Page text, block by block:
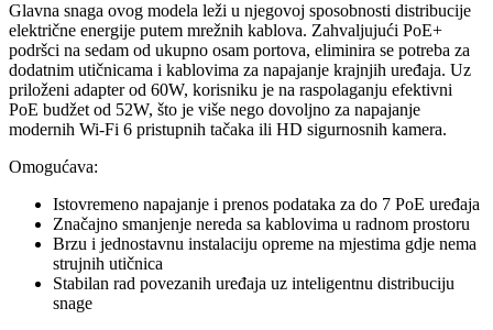
Glavna snaga ovog modela leži u njegovoj sposobnosti distribucije
električne energije putem mrežnih kablova. Zahvaljujući PoE+
podršci na sedam od ukupno osam portova, eliminira se potreba za
dodatnim utičnicama i kablovima za napajanje krajnjih uređaja. Uz
priloženi adapter od 60W, korisniku je na raspolaganju efektivni
PoE budžet od 52W, što je više nego dovoljno za napajanje
modernih Wi-Fi 6 pristupnih tačaka ili HD sigurnosnih kamera.
Omogućava:
Istovremeno napajanje i prenos podataka za do 7 PoE uređaja
Značajno smanjenje nereda sa kablovima u radnom prostoru
Brzu i jednostavnu instalaciju opreme na mjestima gdje nema
strujnih utičnica
Stabilan rad povezanih uređaja uz inteligentnu distribuciju
snage